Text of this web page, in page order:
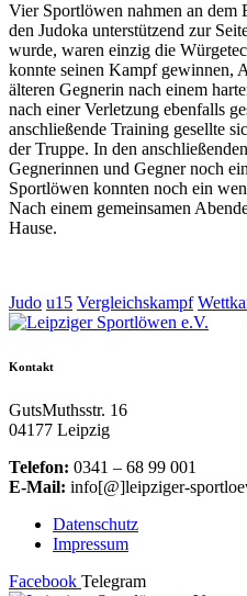
Vier Sportlöwen nahmen an dem
den Judoka unterstützend zur
wurde, waren einzig die
konnte seinen Kampf gewinnen,
älteren Gegnerin nach einem
nach einer Verletzung ebenfalls
anschließende Training gesellte
der Truppe. In den
Gegnerinnen und Gegner noch
Sportlöwen konnten noch ein
Nach einem gemeinsamen
Hause.
Judo u15 Vergleichskampf
Kontakt
GutsMuthsstr. 16
04177 Leipzig
Telefon: 0341 – 68 99 001
E-Mail: info[@]leipziger-
Datenschutz
Impressum
Facebook Telegram